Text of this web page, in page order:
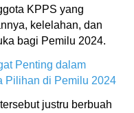
KPPS yang
kelelahan, dan
bagi Pemilu 2024.
Penting dalam
Pilihan di Pemilu 2024
justru berbuah